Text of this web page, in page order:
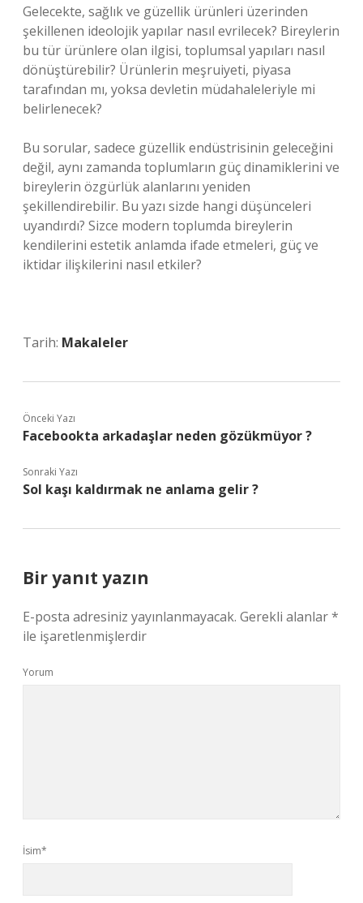
Gelecekte, sağlık ve güzellik ürünleri üzerinden
şekillenen ideolojik yapılar nasıl evrilecek? Bireylerin
bu tür ürünlere olan ilgisi, toplumsal yapıları nasıl
dönüştürebilir? Ürünlerin meşruiyeti, piyasa
tarafından mı, yoksa devletin müdahaleleriyle mi
belirlenecek?
Bu sorular, sadece güzellik endüstrisinin geleceğini
değil, aynı zamanda toplumların güç dinamiklerini ve
bireylerin özgürlük alanlarını yeniden
şekillendirebilir. Bu yazı sizde hangi düşünceleri
uyandırdı? Sizce modern toplumda bireylerin
kendilerini estetik anlamda ifade etmeleri, güç ve
iktidar ilişkilerini nasıl etkiler?
Tarih: Makaleler
Önceki Yazı
Facebookta arkadaşlar neden gözükmüyor ?
Sonraki Yazı
Sol kaşı kaldırmak ne anlama gelir ?
Bir yanıt yazın
E-posta adresiniz yayınlanmayacak. Gerekli alanlar*
ile işaretlenmişlerdir
Yorum
İsim*